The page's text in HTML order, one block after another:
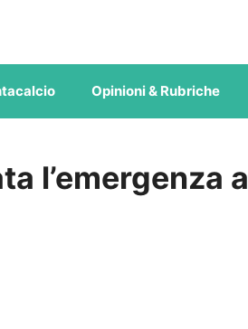
Opinioni & Rubriche
l’emergenza a